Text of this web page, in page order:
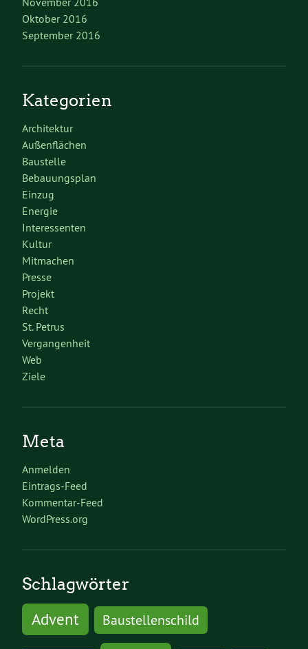
Oktober 2016
September 2016
Kategorien
Architektur
Außenflächen
Baustelle
Bebauungsplan
Einzug
Energie
Interessenten
Kultur
Mitmachen
Presse
Projekt
Recht
St. Petrus
Vergangenheit
Web
Ziele
Meta
Anmelden
Eintrags-Feed
Kommentar-Feed
WordPress.org
Schlagwörter
Advent
Baustellenschild